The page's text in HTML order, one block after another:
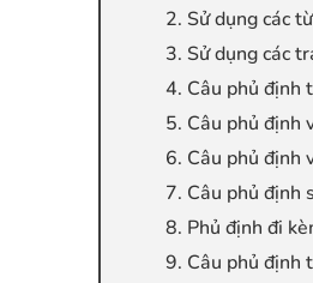
2. Sử dụng các
3. Sử dụng các
4. Câu phủ định
5. Câu phủ định
6. Câu phủ định
7. Câu phủ định
8. Phủ định đi
9. Câu phủ định